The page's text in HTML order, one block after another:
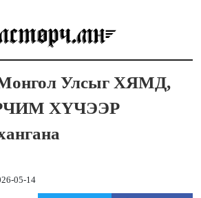
Улсыг ХЯМД,
ХҮЧЭЭР
05-14